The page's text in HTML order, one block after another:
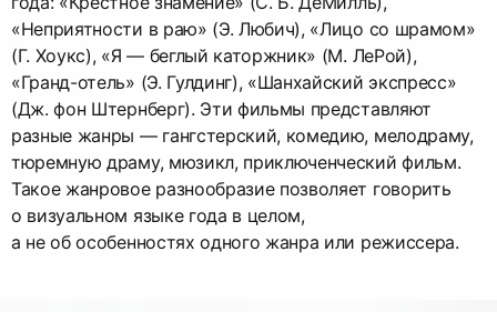
«Неприятности в раю» (Э. Любич), «Лицо со шрамом»
(Г. Хоукс), «Я — беглый каторжник» (М. ЛеРой),
«Гранд-отель» (Э. Гулдинг), «Шанхайский экспресс»
(Дж. фон Штернберг). Эти фильмы представляют
разные жанры — гангстерский, комедию, мелодраму,
тюремную драму, мюзикл, приключенческий фильм.
Такое жанровое разнообразие позволяет говорить
о визуальном языке года в целом,
а не об особенностях одного жанра или режиссера.